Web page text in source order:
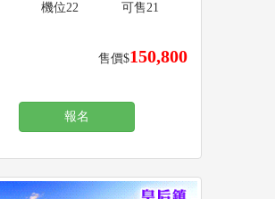
售價$150,800
機位22 可售21
報名